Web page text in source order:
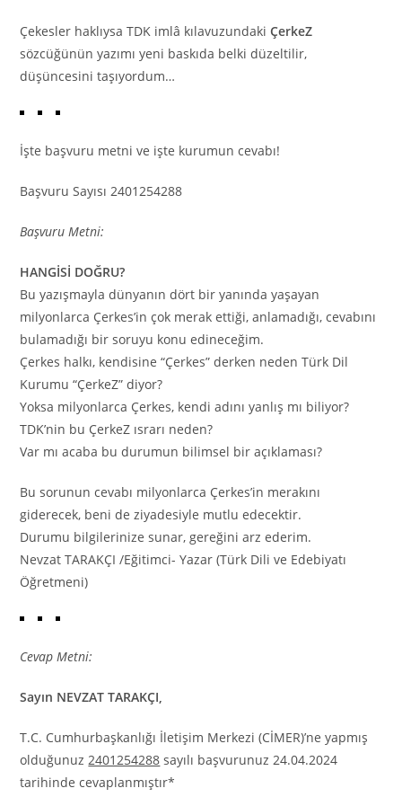
Çekesler haklıysa TDK imlâ kılavuzundakiÇerkeZ
sözcüğünün yazımı yeni baskıda belki düzeltilir,
düşüncesini taşıyordum…
İşte başvuru metni ve işte kurumun cevabı!
Başvuru Sayısı 2401254288
Başvuru Metni:
HANGİSİ DOĞRU?
Bu yazışmayla dünyanın dört bir yanında yaşayan
milyonlarca Çerkes’in çok merak ettiği, anlamadığı, cevabını
bulamadığı bir soruyu konu edineceğim.
Çerkes halkı, kendisine “Çerkes” derken neden Türk Dil
Kurumu “ÇerkeZ” diyor?
Yoksa milyonlarca Çerkes, kendi adını yanlış mı biliyor?
TDK’nin bu ÇerkeZ ısrarı neden?
Var mı acaba bu durumun bilimsel bir açıklaması?
Bu sorunun cevabı milyonlarca Çerkes’in merakını
giderecek, beni de ziyadesiyle mutlu edecektir.
Durumu bilgilerinize sunar, gereğini arz ederim.
Nevzat TARAKÇI /Eğitimci- Yazar (Türk Dili ve Edebiyatı
Öğretmeni)
Cevap Metni:
Sayın NEVZAT TARAKÇI,
T.C. Cumhurbaşkanlığı İletişim Merkezi (CİMER)’ne yapmış
olduğunuz2401254288 sayılı başvurunuz 24.04.2024
tarihinde cevaplanmıştır*